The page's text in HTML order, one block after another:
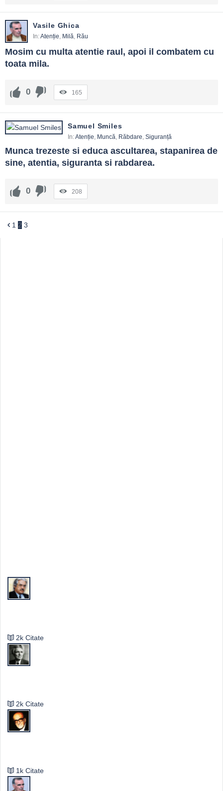
Vasile Ghica
In:Atenție, Milă, Rău
Mosim cu multa atentie raul, apoi il combatem cu
toata mila.
0 165
Samuel Smiles
In:Atenție, Muncă, Răbdare, Siguranță
Munca trezeste si educa ascultarea, stapanirea de
sine, atentia, siguranta si rabdarea.
0 208
1 2 3
2k Citate
2k Citate
1k Citate